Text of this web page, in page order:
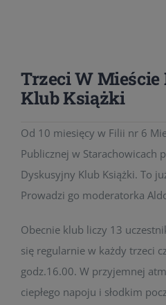
Trzeci W
Klub Książki
Od 10 miesięcy w Filii nr 6
Publicznej w Starachowicach
Dyskusyjny Klub Książki. To
Prowadzi go moderatorka
Obecnie klub liczy 13
się regularnie w każdy trzeci
godz.16.00. W przyjemnej
ciepłego napoju i słodkim